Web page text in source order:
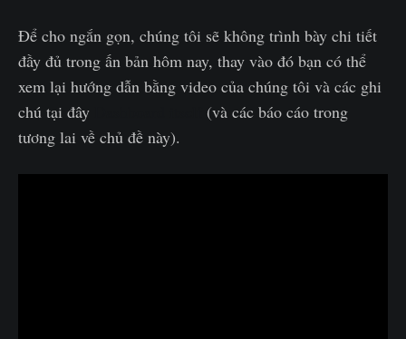
Để cho ngắn gọn, chúng tôi sẽ không trình bày chi tiết
đầy đủ trong ấn bản hôm nay, thay vào đó bạn có thể
xem lại hướng dẫn bằng video của chúng tôi và các ghi
chú tại đây
(và các báo cáo trong
tương lai về chủ đề này).